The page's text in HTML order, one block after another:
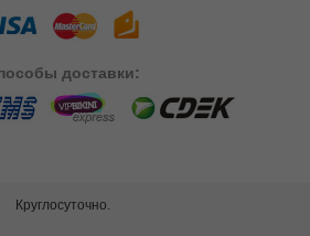
доставки:
Круглосуточно.